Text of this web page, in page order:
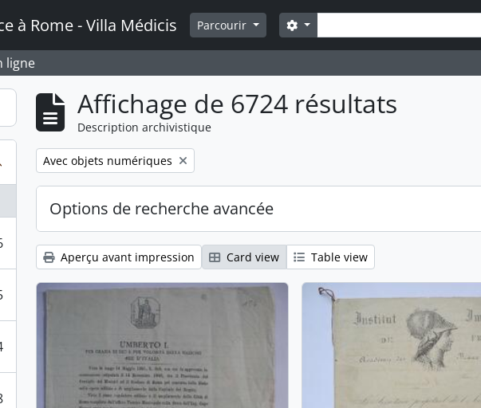
à Rome - Villa Médicis Parcourir Rechercher
Search options
ligne
Affichage de 6724 résultats
Description archivistique
Remove filter:
Avec objets numériques
Options de recherche avancée
Aperçu avant impression Card view Table view